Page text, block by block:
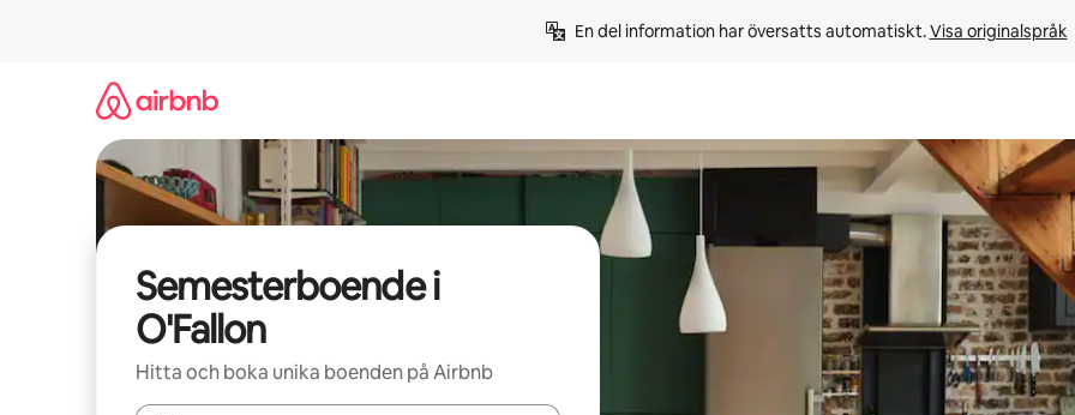
En del information har översatts automatiskt. Visa originalspråk
Semesterboende i
O'Fallon
Hitta och boka unika boenden på Airbnb